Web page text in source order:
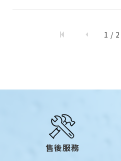
1 / 2
售後服務